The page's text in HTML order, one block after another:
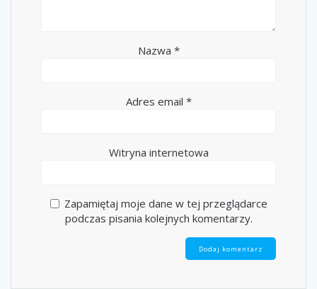
Nazwa *
Adres email *
Witryna internetowa
Zapamiętaj moje dane w tej przeglądarce
podczas pisania kolejnych komentarzy.